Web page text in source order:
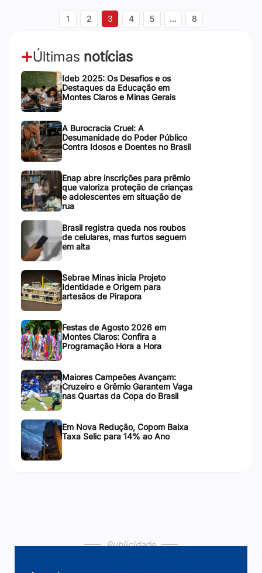
1 2 3 4 5 … 8
Últimas notícias
Ideb 2025: Os Desafios e os
Destaques da Educação em
Montes Claros e Minas Gerais
A Burocracia Cruel: A
Desumanidade do Poder Público
Contra Idosos e Doentes no Brasil
Enap abre inscrições para prêmio
que valoriza proteção de crianças
e adolescentes em situação de
rua
Brasil registra queda nos roubos
de celulares, mas furtos seguem
em alta
Sebrae Minas inicia Projeto
Identidade e Origem para
artesãos de Pirapora
Festas de Agosto 2026 em
Montes Claros: Confira a
Programação Hora a Hora
Maiores Campeões Avançam:
Cruzeiro e Grêmio Garantem Vaga
nas Quartas da Copa do Brasil
Em Nova Redução, Copom Baixa
Taxa Selic para 14% ao Ano
Publicidade